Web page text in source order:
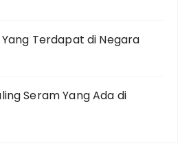
Yang Terdapat di Negara
Seram Yang Ada di